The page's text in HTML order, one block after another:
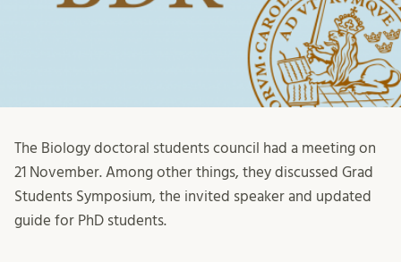
The Biology doctoral students council had a meeting on
21 November. Among other things, they discussed Grad
Students Symposium, the invited speaker and updated
guide for PhD students.